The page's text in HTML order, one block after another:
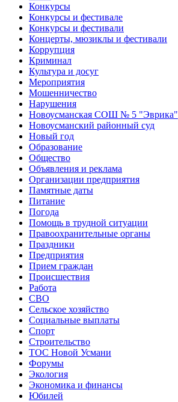
Конкурсы
Конкурсы и фестивале
Конкурсы и фестивали
Концерты, мюзиклы и фестивали
Коррупция
Криминал
Культура и досуг
Мероприятия
Мошенничество
Нарушения
Новоусманская СОШ № 5 "Эврика"
Новоусманский районный суд
Новый год
Образование
Общество
Объявления и реклама
Организации предприятия
Памятные даты
Питание
Погода
Помощь в трудной ситуации
Правоохранительные органы
Праздники
Предприятия
Прием граждан
Происшествия
Работа
СВО
Сельское хозяйство
Социальные выплаты
Спорт
Строительство
ТОС Новой Усмани
Форумы
Экология
Экономика и финансы
Юбилей